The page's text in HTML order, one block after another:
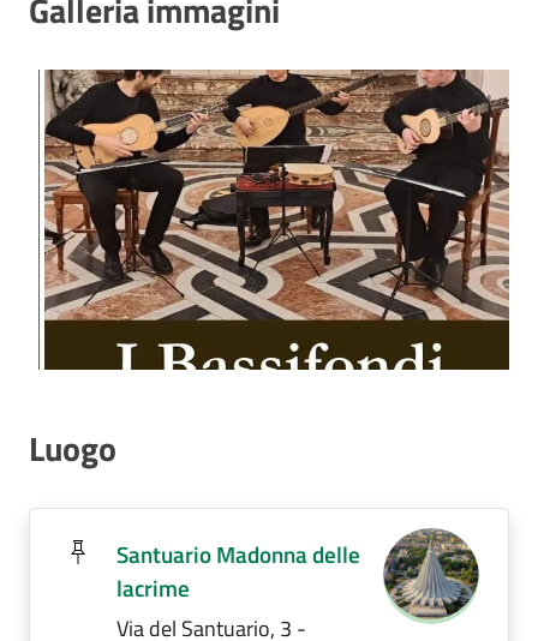
Luogo
Santuario Madonna delle
lacrime
Via del Santuario, 3 -